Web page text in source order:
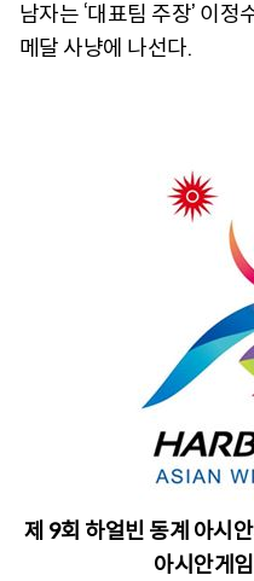
남자는 ‘대표팀 주장’ 이정
메달 사냥에 나선다.
제 9회 하얼빈 동계 아시
아시안게